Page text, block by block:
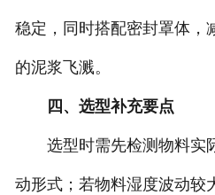
稳定，同时搭配密封罩体，
的泥浆飞溅。
四、选型补充要点
选型时需先检测物料实
动形式；若物料湿度波动较